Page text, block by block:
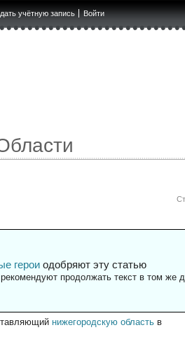
учётную запись Войти
героиодобряют эту статью
продолжать текст в том же
нижегородскую область в